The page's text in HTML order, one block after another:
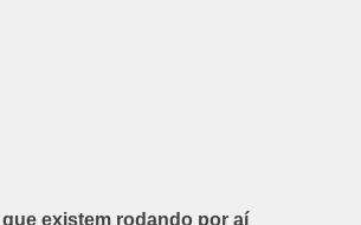
existem rodando por aí